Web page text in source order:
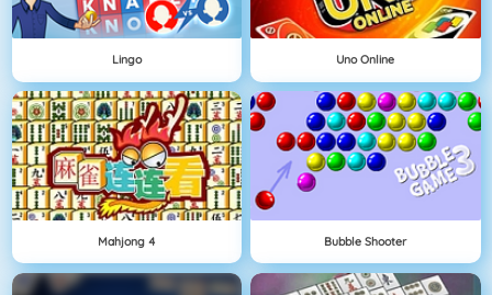
Lingo Uno Online
Mahjong 4 Bubble Shooter